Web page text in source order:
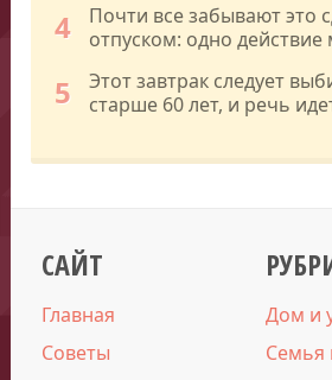
4
Почти все забывают это
отпуском: одно действие
5
Этот завтрак следует
старше 60 лет, и речь
САЙТ
Главная
Советы
Дом и
Семья